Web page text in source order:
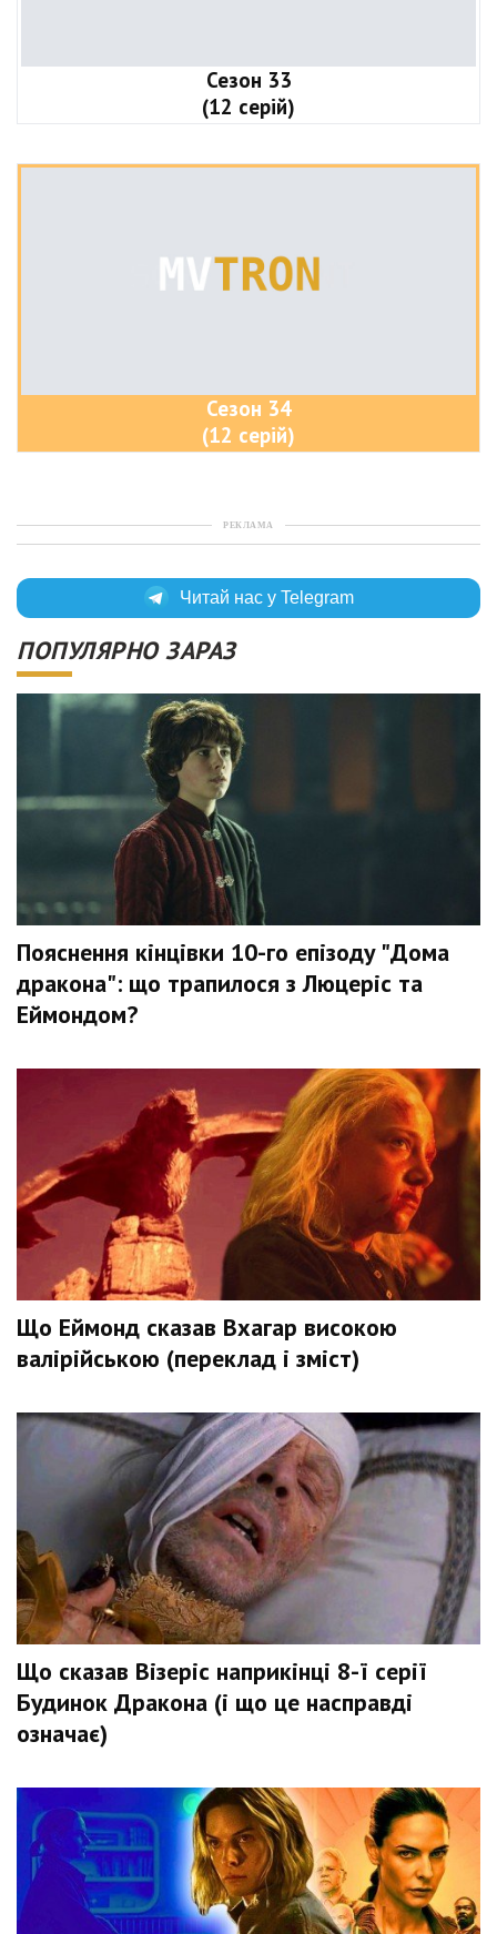
Сезон 33
(12 серій)
Сезон 34
(12 серій)
РЕКЛАМА
Читай нас у Telegram
ПОПУЛЯРНО ЗАРАЗ
Пояснення кінцівки 10-го епізоду "Дома
дракона": що трапилося з Люцеріс та
Еймондом?
Що Еймонд сказав Вхагар високою
валірійською (переклад і зміст)
Що сказав Візеріс наприкінці 8-ї серії
Будинок Дракона (і що це насправді
означає)